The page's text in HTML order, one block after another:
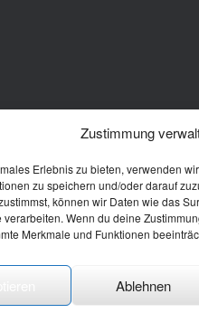
Zustimmung
Erlebnis zu bieten, verwenden
zu speichern und/oder darauf
können wir Daten wie das
verarbeiten. Wenn du deine
Merkmale und Funktionen
Ablehnen